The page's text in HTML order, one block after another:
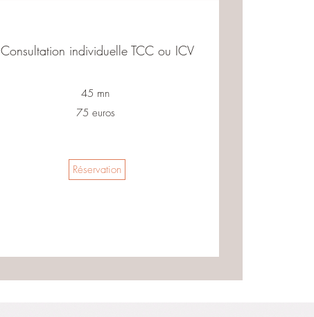
Consultation individuelle TCC ou ICV
45 mn
75 euros
Réservation